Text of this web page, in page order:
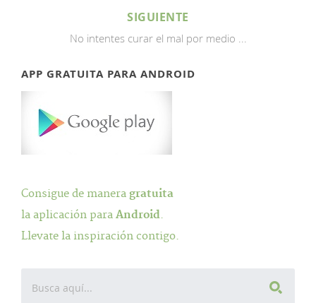
SIGUIENTE
No intentes curar el mal por medio ...
APP GRATUITA PARA ANDROID
Consigue de manera gratuita
la aplicación para Android.
Llevate la inspiración contigo.